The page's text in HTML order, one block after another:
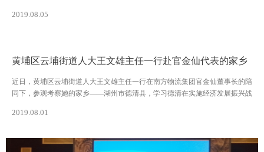
未来。
2019.08.05
黄埔区云埔街道人大王文雄主任一行赴官金仙代表的家乡
——德清考察
近日，黄埔区云埔街道人大王文雄主任一行在南方物流集团官金仙董事长的陪
同下，参观考察她的家乡——湖州市德清县，学习德清在实施经济发展振兴战
任等相关领导陪同考察。
2019.08.01